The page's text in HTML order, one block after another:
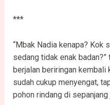
***
“Mbak Nadia kenapa? Kok
sedang tidak enak
berjalan beriringan kembali
sudah cukup menyengat,
pohon rindang di sepanjang